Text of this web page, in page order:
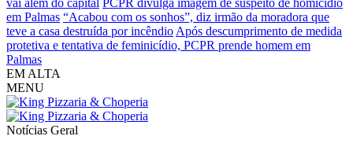
vai além do capital PCPR divulga imagem de suspeito de homicídio
em Palmas “Acabou com os sonhos”, diz irmão da moradora que
teve a casa destruída por incêndio Após descumprimento de medida
protetiva e tentativa de feminicídio, PCPR prende homem em
Palmas
EM ALTA
MENU
Notícias Geral